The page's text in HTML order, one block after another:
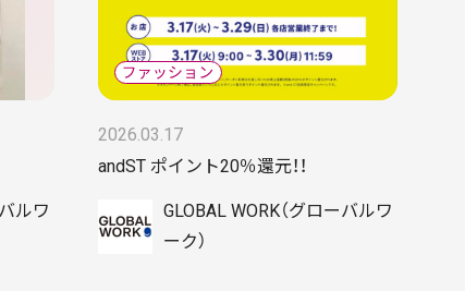
ルワ
2026.03.17
andST ポイント20％還元！！
GLOBAL WORK（グローバルワ
ーク）